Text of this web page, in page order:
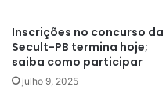
Inscrições no concurso da
Secult-PB termina hoje;
saiba como participar
julho 9, 2025